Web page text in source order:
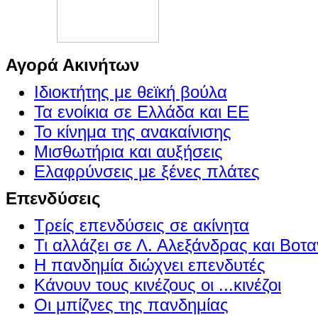
Αγορά Ακινήτων
Ιδιοκτήτης με θεϊκή βούλα
Τα ενοίκια σε Ελλάδα και ΕΕ
Το κίνημα της ανακαίνισης
Μισθωτήρια και αυξήσεις
Ελαφρύνσεις με ξένες πλάτες
Επενδύσεις
Τρείς επενδύσεις σε ακίνητα
Τι αλλάζει σε Λ. Αλεξάνδρας και
Η πανδημία διώχνει επενδυτές
Κάνουν τους κινέζους οι ...κινέζοι
Οι μπίζνες της πανδημίας